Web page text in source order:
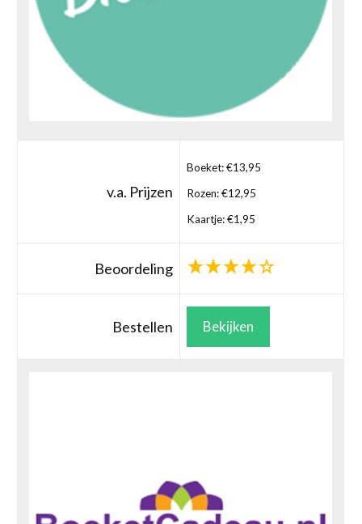
v.a. Prijzen
Boeket: €13,95
Rozen: €12,95
Kaartje: €1,95
Beoordeling
Bestellen Bekijken